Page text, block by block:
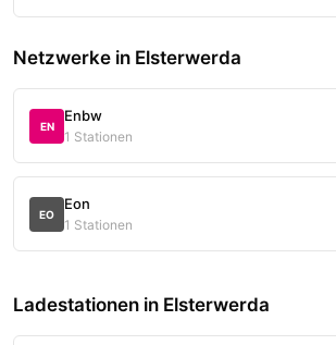
Netzwerke in Elsterwerda
EN
Enbw
1 Stationen
EO
Eon
1 Stationen
Ladestationen in Elsterwerda